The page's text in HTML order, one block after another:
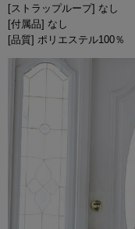
[ストラップループ] なし
[付属品] なし
[品質] ポリエステル100％